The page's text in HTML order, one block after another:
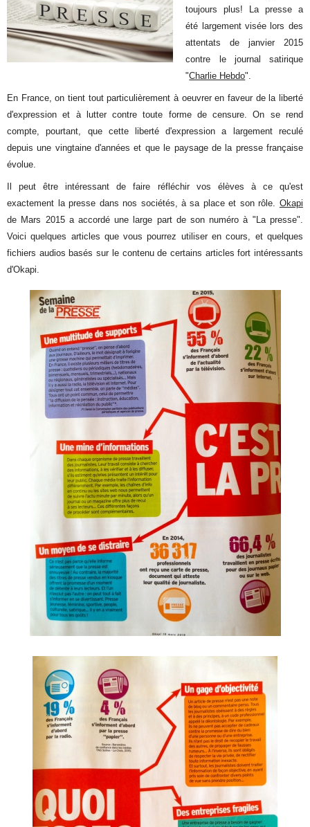
toujours plus! La presse a
été largement visée lors des
attentats de janvier 2015
contre le journal satirique
"Charlie Hebdo".
En France, on tient tout particulièrement à oeuvrer en faveur de la liberté
d'expression et à lutter contre toute forme de censure. On se rend
compte, pourtant, que cette liberté d'expression a largement reculé
depuis une vingtaine d'années et que le paysage de la presse française
évolue.
Il peut être intéressant de faire réfléchir vos élèves à ce qu'est
exactement la presse dans nos sociétés, à sa place et son rôle. Okapi
de Mars 2015 a accordé une large part de son numéro à "La presse".
Voici quelques articles que vous pourrez utiliser en cours, et quelques
fichiers audios basés sur le contenu de certains articles fort intéressants
d'Okapi.